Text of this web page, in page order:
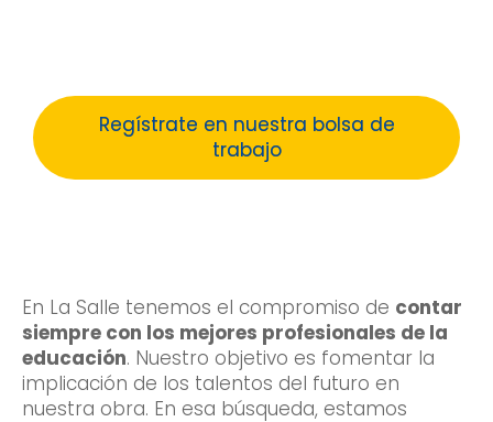
Regístrate en nuestra bolsa de
trabajo
En La Salle tenemos el compromiso de contar
siempre con los mejores profesionales de la
educación. Nuestro objetivo es fomentar la
implicación de los talentos del futuro en
nuestra obra. En esa búsqueda, estamos